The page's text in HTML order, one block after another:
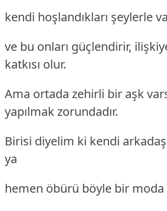
kendi hoşlandıkları şeylerle
ve bu onları güçlendirir,
katkısı olur.
Ama ortada zehirli bir aşk
yapılmak zorundadır.
Birisi diyelim ki kendi
ya
hemen öbürü böyle bir moda